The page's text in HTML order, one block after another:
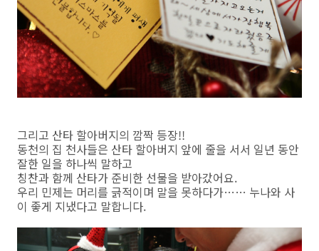
그리고 산타 할아버지의 깜짝 등장!!
동천의 집 천사들은 산타 할아버지 앞에 줄을 서서 일년 동안
잘한 일을 하나씩 말하고
칭찬과 함께 산타가 준비한 선물을 받아갔어요.
우리 민제는 머리를 긁적이며 말을 못하다가…… 누나와 사
이 좋게 지냈다고 말합니다.